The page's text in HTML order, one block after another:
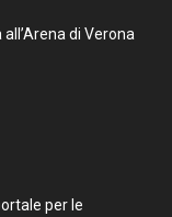
all’Arena di Verona
per le